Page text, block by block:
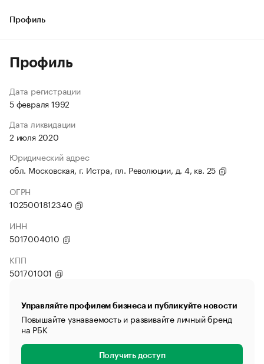
Профиль
Профиль
Дата регистрации
5 февраля 1992
Дата ликвидации
2 июля 2020
Юридический адрес
обл. Московская, г. Истра, пл. Революции, д. 4, кв. 25
ОГРН
1025001812340
ИНН
5017004010
КПП
501701001
Управляйте профилем бизнеса и публикуйте новости
Повышайте узнаваемость и развивайте личный бренд
на РБК
Получить доступ